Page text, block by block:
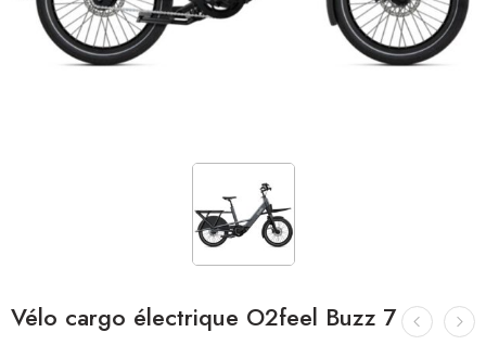
Vélo cargo électrique O2feel Buzz 7